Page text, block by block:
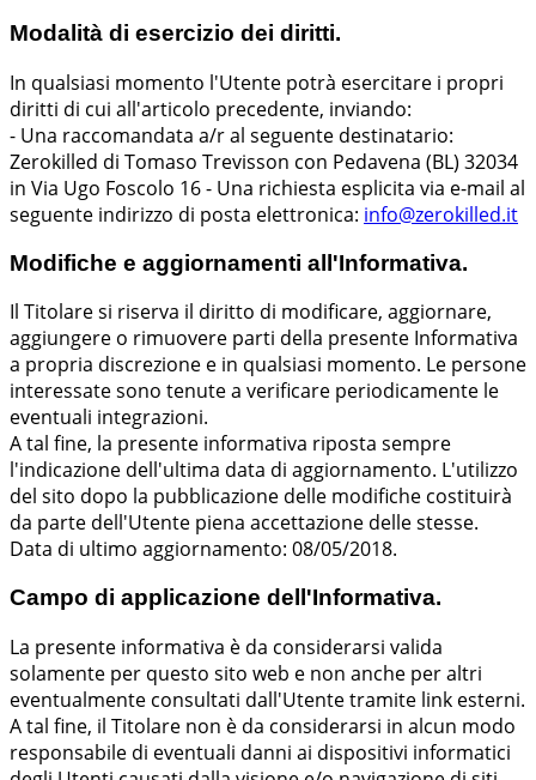
Modalità di esercizio dei diritti.
In qualsiasi momento l'Utente potrà esercitare i propri
diritti di cui all'articolo precedente, inviando:
- Una raccomandata a/r al seguente destinatario:
Zerokilled di Tomaso Trevisson con Pedavena (BL) 32034
in Via Ugo Foscolo 16 - Una richiesta esplicita via e-mail al
seguente indirizzo di posta elettronica: info@zerokilled.it
Modifiche e aggiornamenti all'Informativa.
Il Titolare si riserva il diritto di modificare, aggiornare,
aggiungere o rimuovere parti della presente Informativa
a propria discrezione e in qualsiasi momento. Le persone
interessate sono tenute a verificare periodicamente le
eventuali integrazioni.
A tal fine, la presente informativa riposta sempre
l'indicazione dell'ultima data di aggiornamento. L'utilizzo
del sito dopo la pubblicazione delle modifiche costituirà
da parte dell'Utente piena accettazione delle stesse.
Data di ultimo aggiornamento: 08/05/2018.
Campo di applicazione dell'Informativa.
La presente informativa è da considerarsi valida
solamente per questo sito web e non anche per altri
eventualmente consultati dall'Utente tramite link esterni.
A tal fine, il Titolare non è da considerarsi in alcun modo
responsabile di eventuali danni ai dispositivi informatici